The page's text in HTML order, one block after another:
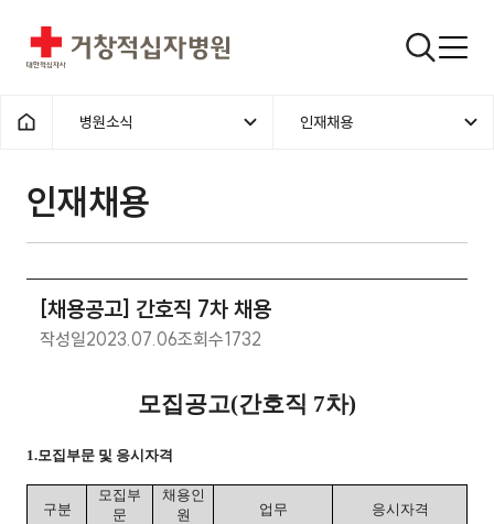
거창적십자병원 검색창
홈으로
병원소식 인재채용
인재채용
[채용공고] 간호직 7차 채용
작성일2023.07.06조회수1732
모집공고(간호직 7차)
1.모집부문 및 응시자격
구분
모집부
문
채용인
원
업무 응시자격